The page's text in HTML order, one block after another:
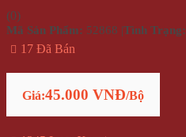
(0)
Mã Sản Phẩm: 52868 |Tình Trạng:
17 Đã Bán
Giá:45.000 VNĐ/Bộ